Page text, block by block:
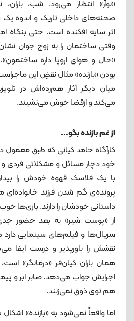
«نوآر» انتظار می‌رود. شب،
صحنه‌های داخلی تاریک و اندوه یک
اثر سایه افکنده است. حتی بنگاه
وقتی ساختمان را به زوج جوان
«حال و هوای اروپا داره
بودن «بازنده» مثال نقضِ این
میان دیگر آثار هم‌رده‌اش در
می‌کند و ازقضا خوش می‌نشیند.
از غم بازنده بگو...
کارآگاه حامد کیانی که طبق معمول
خود دچار مسائل و مشکلاتی فردی
با یک فلاسک قهوه خودش را
پرونده‌ی گم شدن فرزند
داستانی خودشان را دارند. بازی‌ها
از «پوست شیر» به بعد حضور
سریال‌ها و فیلم‌های سینمایی
نقشش را باورپذیر و درست ایفا
همان باران کیان‌فر «درمانگر»
اجرایش جواب می‌دهد. صابر ابر و
هم توی ذوق نمی‌زنند.
اما واقعاً نمی‌شود به «بازنده»